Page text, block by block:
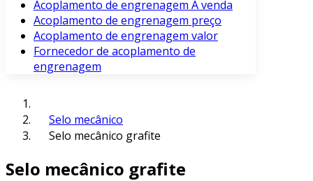
Acoplamento de engrenagem À venda
Acoplamento de engrenagem preço
Acoplamento de engrenagem valor
Fornecedor de acoplamento de
engrenagem
Selo mecânico
Selo mecânico grafite
Selo mecânico grafite